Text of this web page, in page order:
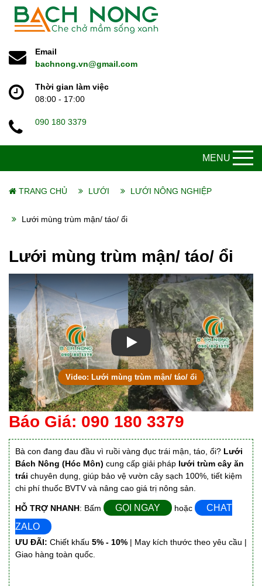
Email
bachnong.vn@gmail.com
Thời gian làm việc
08:00 - 17:00
090 180 3379
MENU
TRANG CHỦ LƯỚI LƯỚI NÔNG NGHIỆP
Lưới mùng trùm mận/ táo/ ổi
Lưới mùng trùm mận/ táo/ ổi
Xem video Lưới mùng trùm mận/
Video: Lưới mùng trùm mận/ táo/ ổi
Báo Giá: 090 180 3379
Bà con đang đau đầu vì ruồi vàng đục trái mận, táo, ổi? Lưới
Bách Nông (Hóc Môn) cung cấp giải pháp lưới trùm cây ăn
trái chuyên dụng, giúp bảo vệ vườn cây sạch 100%, tiết kiệm
chi phí thuốc BVTV và nâng cao giá trị nông sản.
HỖ TRỢ NHANH: Bấm GỌI NGAY hoặc
CHAT
ZALO
ƯU ĐÃI: Chiết khấu 5% - 10% | May kích thước theo yêu cầu |
Giao hàng toàn quốc.